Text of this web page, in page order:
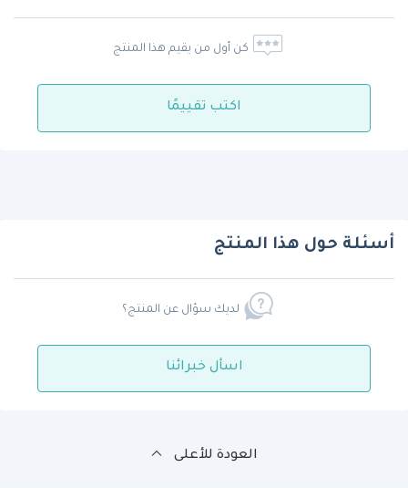
كن أول من يقيم هذا المنتج
اكتب تقييمًا
أسئلة حول هذا المنتج
لديك سؤال عن المنتج؟
اسأل خبرائنا
العودة للأعلى